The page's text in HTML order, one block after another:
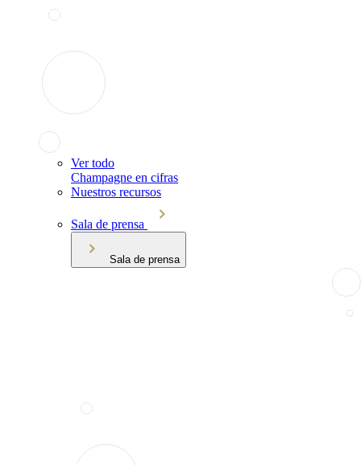
Ver todo
Champagne en cifras
Nuestros recursos
Sala de prensa
Sala de prensa